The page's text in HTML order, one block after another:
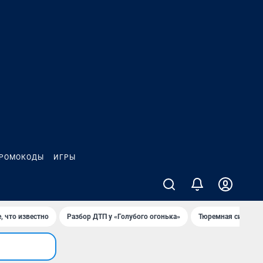
ИГРЫ
что известно Разбор ДТП у «Голубого огонька» Тюремная